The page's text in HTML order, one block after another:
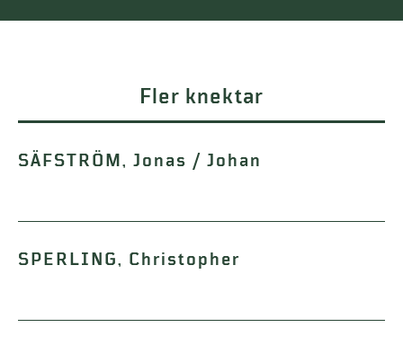
Fler knektar
SÄFSTRÖM, Jonas / Johan
SPERLING, Christopher